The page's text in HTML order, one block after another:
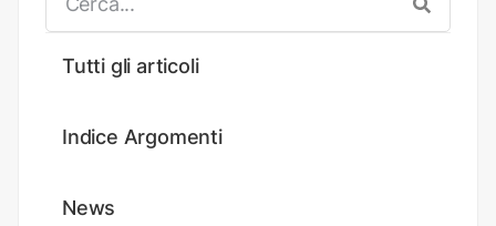
Tutti gli articoli
Indice Argomenti
News